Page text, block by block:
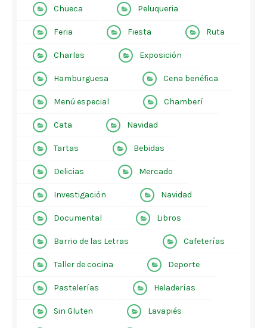
Chueca Peluqueria
Feria Fiesta Ruta
Charlas Exposición
Hamburguesa Cena benéfica
Menú especial Chamberí
Cata Navidad
Tartas Bebidas
Delicias Mercado
Investigación Navidad
Documental Libros
Barrio de las Letras Cafeterías
Taller de cocina Deporte
Pastelerías Heladerías
Sin Gluten Lavapiés